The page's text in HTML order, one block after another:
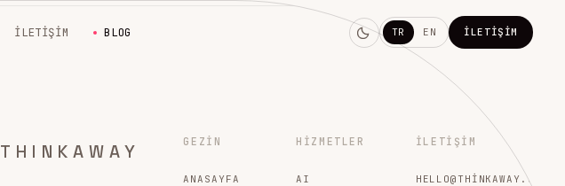
İLETIŞIM BLOG TR EN İLETIŞIM
THINKAWAY GEZIN
ANASAYFA
HIZMETLER
AI
İLETIŞIM